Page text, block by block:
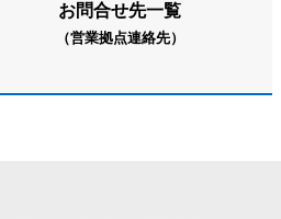
お問合せ先一覧
（営業拠点連絡先）